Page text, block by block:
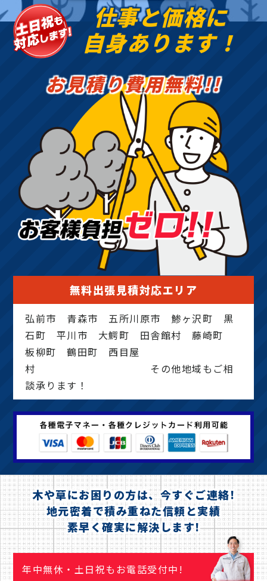
仕事と価格に
自身あります！
お見積り費用無料!!
無料出張見積対応エリア
弘前市 青森市 五所川原市 鯵ヶ沢町 黒
石町 平川市 大鰐町 田舎館村 藤崎町
板柳町 鶴田町 西目屋
村 その他地域もご相
談承ります！
木や草にお困りの方は、今すぐご連絡!
地元密着で積み重ねた信頼と実績
素早く確実に解決します!
年中無休・土日祝もお電話受付中!